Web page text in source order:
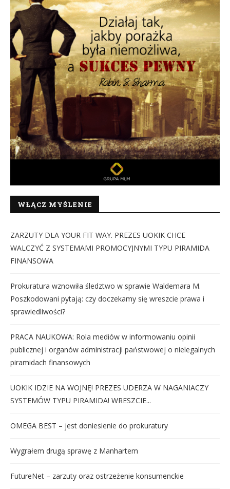
WŁĄCZ MYŚLENIE
ZARZUTY DLA YOUR FIT WAY. PREZES UOKIK CHCE
WALCZYĆ Z SYSTEMAMI PROMOCYJNYMI TYPU PIRAMIDA
FINANSOWA
Prokuratura wznowiła śledztwo w sprawie Waldemara M.
Poszkodowani pytają: czy doczekamy się wreszcie prawa i
sprawiedliwości?
PRACA NAUKOWA: Rola mediów w informowaniu opinii
publicznej i organów administracji państwowej o nielegalnych
piramidach finansowych
UOKIK IDZIE NA WOJNĘ! PREZES UDERZA W NAGANIACZY
SYSTEMÓW TYPU PIRAMIDA! WRESZCIE...
OMEGA BEST – jest doniesienie do prokuratury
Wygrałem drugą sprawę z Manhartem
FutureNet – zarzuty oraz ostrzeżenie konsumenckie